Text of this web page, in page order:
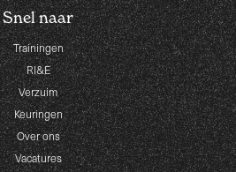
Snel naar
Trainingen
RI&E
Verzuim
Keuringen
Over ons
Vacatures